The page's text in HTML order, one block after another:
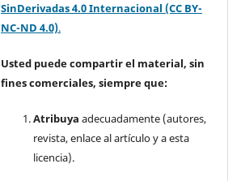
SinDerivadas 4.0 Internacional (CC BY-
NC-ND 4.0).
Usted puede compartir el material, sin
fines comerciales, siempre que:
Atribuya adecuadamente (autores,
revista, enlace al artículo y a esta
licencia).